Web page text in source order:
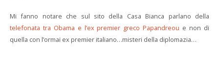
Mi fanno notare che sul sito della Casa Bianca parlano della
telefonata tra Obama e l’ex premier greco Papandreou e non di
quella con l’ormai ex premier italiano…misteri della diplomazia…